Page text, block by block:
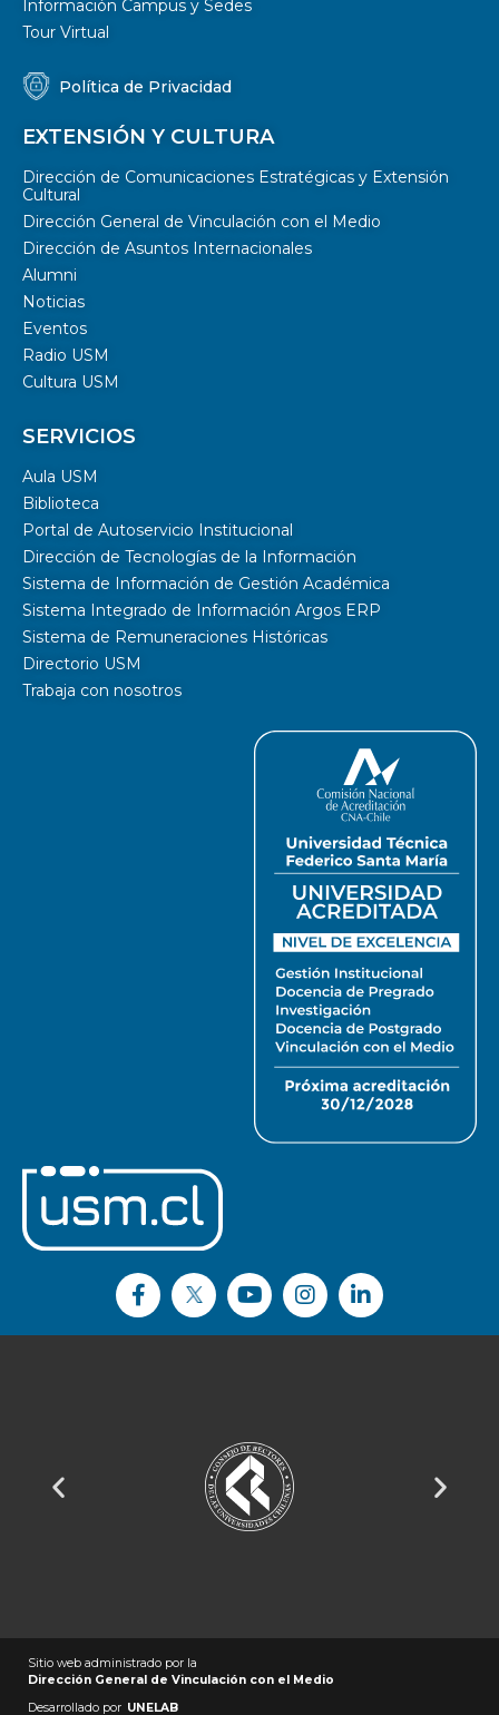
Información Campus y Sedes
Tour Virtual
Política de Privacidad
EXTENSIÓN Y CULTURA
Dirección de Comunicaciones Estratégicas y Extensión
Cultural
Dirección General de Vinculación con el Medio
Dirección de Asuntos Internacionales
Alumni
Noticias
Eventos
Radio USM
Cultura USM
SERVICIOS
Aula USM
Biblioteca
Portal de Autoservicio Institucional
Dirección de Tecnologías de la Información
Sistema de Información de Gestión Académica
Sistema Integrado de Información Argos ERP
Sistema de Remuneraciones Históricas
Directorio USM
Trabaja con nosotros
Sitio web administrado por la
Dirección General de Vinculación con el Medio
Desarrollado por UNELAB